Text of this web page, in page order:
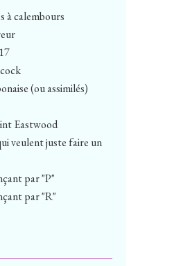
à calembours
(ou assimilés)
Eastwood
veulent juste faire un
par "P"
par "R"